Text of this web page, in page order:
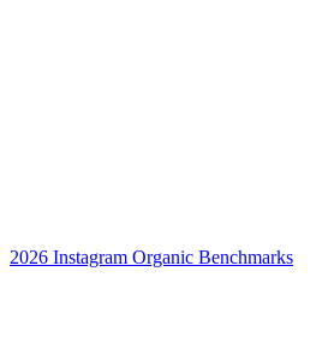
2026 Instagram Organic Benchmarks